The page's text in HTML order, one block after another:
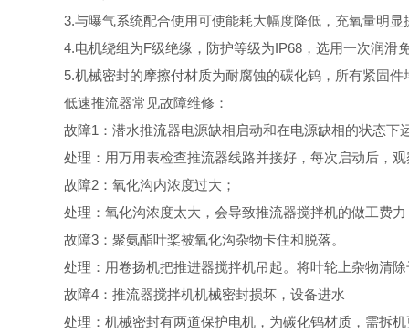
3.与曝气系统配合使用可使能耗大幅度降低，充氧量明
4.电机绕组为F级绝缘，防护等级为IP68 ，选用一次润滑
5.机械密封的摩擦付材质为耐腐蚀的碳化钨，所有紧固件
低速推流器常见故障维修：
故障1 ：潜水推流器电源缺相启动和在电源缺相的状态下
处理：用万用表检查推流器线路并接好，每次启动后，
故障2 ：氧化沟内浓度过大；
处理：氧化沟浓度太大，会导致推流器搅拌机的做工费
故障3 ：聚氨酯叶桨被氧化沟杂物卡住和脱落。
处理：用卷扬机把推进器搅拌机吊起。将叶轮上杂物清
故障4 ：推流器搅拌机机械密封损坏，设备进水
处理：机械密封有两道保护电机，为碳化钨材质，需拆